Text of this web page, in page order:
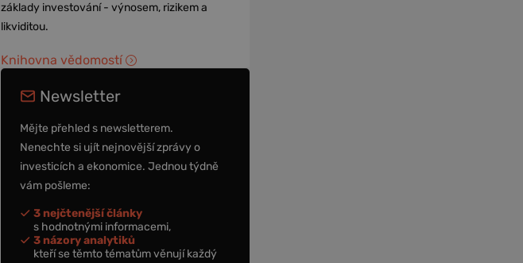
základy investování - výnosem, rizikem a
likviditou.
Knihovna vědomostí
Newsletter
Mějte přehled s newsletterem.
Nenechte si ujít nejnovější zprávy o
investicích a ekonomice. Jednou týdně
vám pošleme:
3 nejčtenější články
s hodnotnými informacemi,
3 názory analytiků
kteří se těmto tématům věnují každý